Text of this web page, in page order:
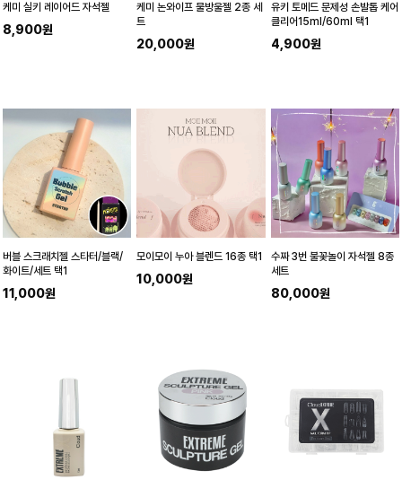
케미 실키 레이어드 자석젤
8,900원
케미 논와이프 물방울젤 2종 세
트
20,000원
유키 토메드 문제성 손발톱 케어
클리어15ml/60ml 택1
4,900원
버블 스크래치젤 스타터/블랙/
화이트/세트 택1
11,000원
모이모이 누아 블렌드 16종 택1
10,000원
수짜 3번 불꽃놀이 자석젤 8종
세트
80,000원